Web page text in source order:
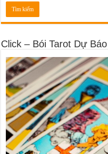
Click – Bói Tarot Dự